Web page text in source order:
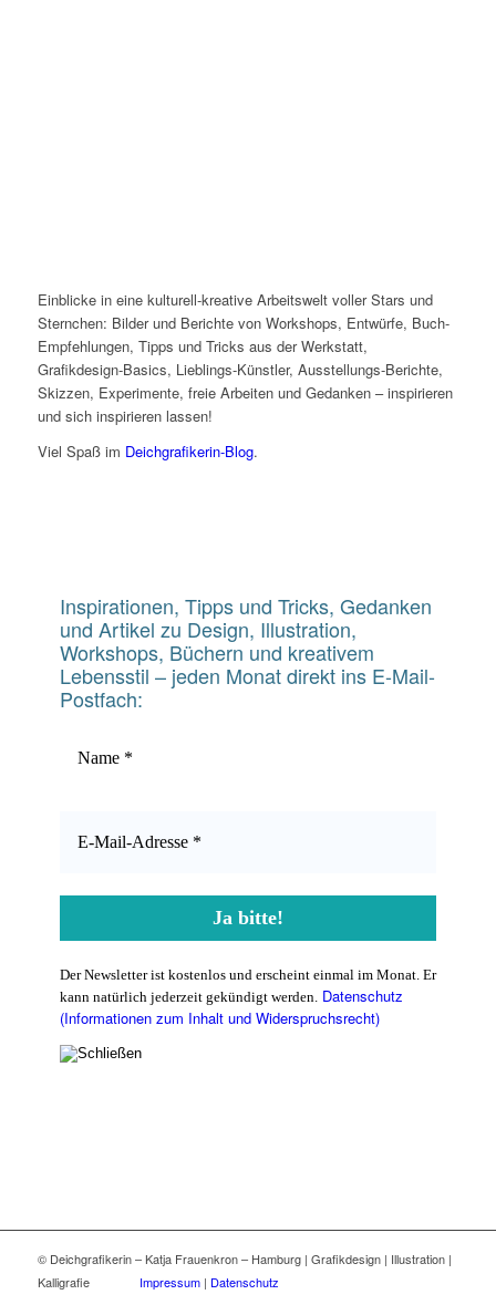
Einblicke in eine kulturell-kreative Arbeitswelt voller Stars und
Sternchen: Bilder und Berichte von Workshops, Entwürfe, Buch-
Empfehlungen, Tipps und Tricks aus der Werkstatt,
Grafikdesign-Basics, Lieblings-Künstler, Ausstellungs-Berichte,
Skizzen, Experimente, freie Arbeiten und Gedanken – inspirieren
und sich inspirieren lassen!
Viel Spaß im Deichgrafikerin-Blog.
Inspirationen, Tipps und Tricks, Gedanken
und Artikel zu Design, Illustration,
Workshops, Büchern und kreativem
Lebensstil – jeden Monat direkt ins E-Mail-
Postfach:
Der Newsletter ist kostenlos und erscheint einmal im Monat. Er
kann natürlich jederzeit gekündigt werden. Datenschutz
(Informationen zum Inhalt und Widerspruchsrecht)
© Deichgrafikerin – Katja Frauenkron – Hamburg | Grafikdesign | Illustration |
Kalligrafie Impressum| Datenschutz